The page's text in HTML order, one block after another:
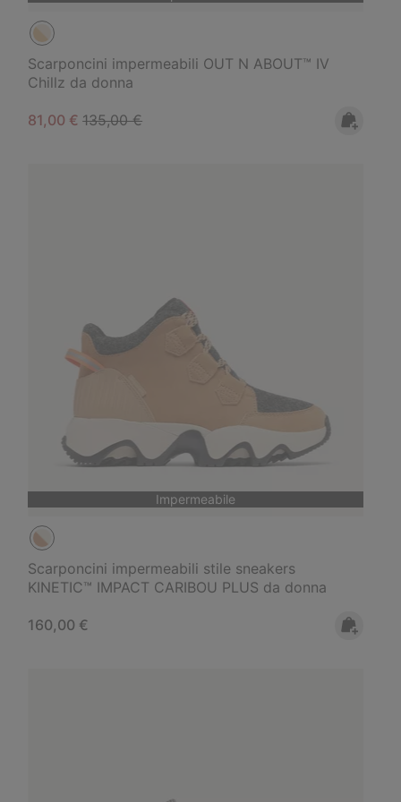
Scarponcini impermeabili OUT N ABOUT™ IV
Chillz da donna
Sale price:
81,00 €Regular price:
135,00 €
Impermeabile
Scarponcini impermeabili stile sneakers
KINETIC™ IMPACT CARIBOU PLUS da donna
Regular price:
160,00 €